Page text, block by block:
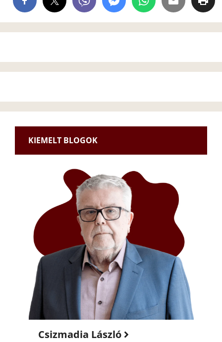
KIEMELT BLOGOK
Csizmadia László